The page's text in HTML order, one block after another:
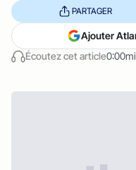
Écoutez cet article
PARTAGER
Ajouter